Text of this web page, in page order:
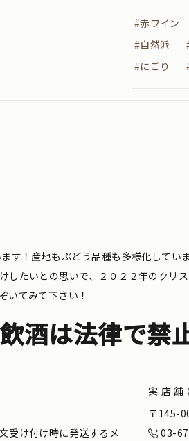
#赤ワイン
#自然派
#にごり
す！産地もぶどう品種も多様化していま
たいとの思いで、２０２２年のクリス
いてみて下さい！
酒は法律で禁
受け付け時に発送するメ
実店舗
〒145-
03-